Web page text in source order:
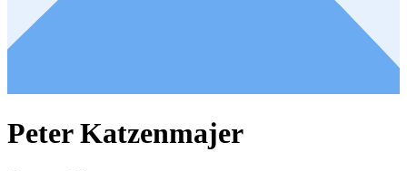
Peter Katzenmajer